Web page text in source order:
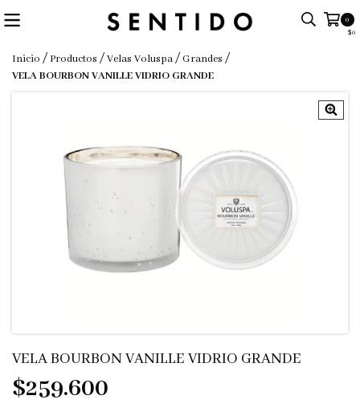
0
$0
Inicio / Productos /Velas Voluspa/Grandes /
VELA BOURBON VANILLE VIDRIO GRANDE
VELA BOURBON VANILLE VIDRIO GRANDE
$259.600